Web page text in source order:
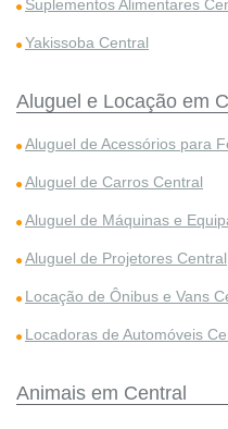
Suplementos Alimentares
Yakissoba Central
Aluguel e Locação em
Aluguel de Acessórios para
Aluguel de Carros Central
Aluguel de Máquinas e
Aluguel de Projetores Central
Locação de Ônibus e Vans
Locadoras de Automóveis
Animais em Central